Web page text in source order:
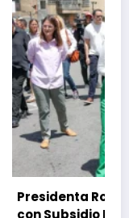
Crediticio
con Juntas